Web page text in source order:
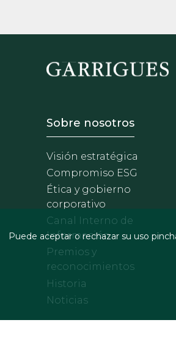
Footer -
Sobre nosotros
Visión estratégica
Compromiso ESG
Ética y gobierno
corporativo
Canal Interno de
Información
Premios y
reconocimientos
Historia
Noticias
Puede aceptar o rechazar su uso